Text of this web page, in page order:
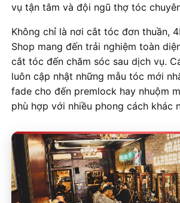
vụ tận tâm và đội ngũ thợ tóc
Không chỉ là nơi cắt tóc đơn thuần,
Shop mang đến trải nghiệm toàn
cắt tóc đến chăm sóc sau dịch vụ.
luôn cập nhật những mẫu tóc mới
fade cho đến premlock hay nhuộm
phù hợp với nhiều phong cách khác